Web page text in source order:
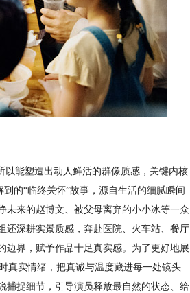
以能塑造出动人鲜活的群像质感，关键内核
的“临终关怀”故事，源自生活的细腻瞬间
未来的赵博文、被父母离弃的小小冰等一众
还深耕实景质感，奔赴医院、火车站、餐厅
边界，赋予作品十足真实感。为了更好地展
真实情绪，把真诚与温度藏进每一处镜头
捕捉细节，引导演员释放最自然的状态、给